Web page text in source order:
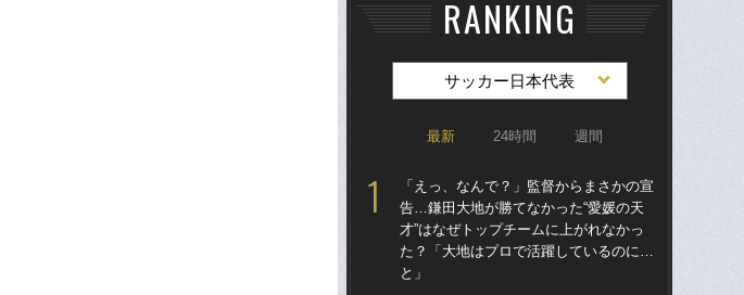
RANKING
サッカー日本代表
最新 24時間 週間
「えっ、なんで？」監督からまさかの宣
告…鎌田大地が勝てなかった“愛媛の天
才”はなぜトップチームに上がれなかっ
た？「大地はプロで活躍しているのに…
と」